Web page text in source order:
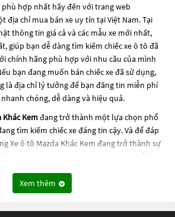
hợp nhất hãy đến với trang web
địa chỉ mua bán xe uy tín tại Việt Nam. Tại
thông tin giá cả và các mẫu xe mới nhất,
giúp bạn dễ dàng tìm kiếm chiếc xe ô tô đã
chính hãng phù hợp với nhu cầu của mình
bạn đang muốn bán chiếc xe đã sử dụng,
là địa chỉ lý tưởng để bạn đăng tin miễn phí
chóng, dễ dàng và hiệu quả.
Khác Kemđang trở thành một lựa chọn phổ
tìm kiếm chiếc xe đáng tin cậy. Và để đáp
Xe ô tô Mazda Khác Kem đang trở thành sự
Xe ô tô Mazda Khác Kem
này có thể là
nghệ tiên tiến. Các dòng
tra và bảo dưỡng kỹ lưỡng để đảm bảo chất
Nếu bạn đang tìm kiếm một chiếc xe, hãy
Xem thêm